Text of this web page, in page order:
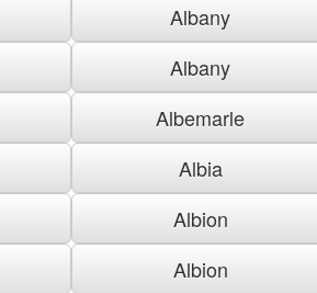
Albany
Albany
Albemarle
Albia
Albion
Albion